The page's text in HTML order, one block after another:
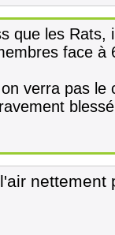
que les
face à
verra pas le